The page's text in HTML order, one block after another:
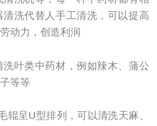
洗代替人手工清洗，可以提高
动力，创造利润
叶类中药材，例如辣木、蒲公
等等
辊呈U型排列，可以清洗天麻、